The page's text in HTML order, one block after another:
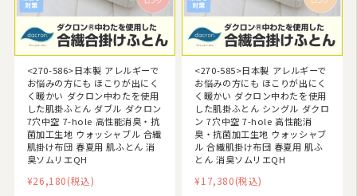
<270-586>日本製 アレルギーで
お悩みの方にも ほこりが出にく
く暖かい ダクロン中わたを使用
した肌掛ふとん ダブル ダクロン
7穴中空 7-hole 高性能消臭・抗
菌加工生地 ウォッシャブル 合繊
肌掛け布団 春夏用 肌ふとん 消
臭ソムリエQH
¥26,180(税込)
<270-585>日本製 アレルギーで
お悩みの方にも ほこりが出にく
く暖かい ダクロン中わたを使用
した肌掛ふとん シングル ダクロ
ン 7穴中空 7-hole 高性能消
臭・抗菌加工生地 ウォッシャブ
ル 合繊肌掛け布団 春夏用 肌ふ
とん 消臭ソムリエQH
¥17,380(税込)